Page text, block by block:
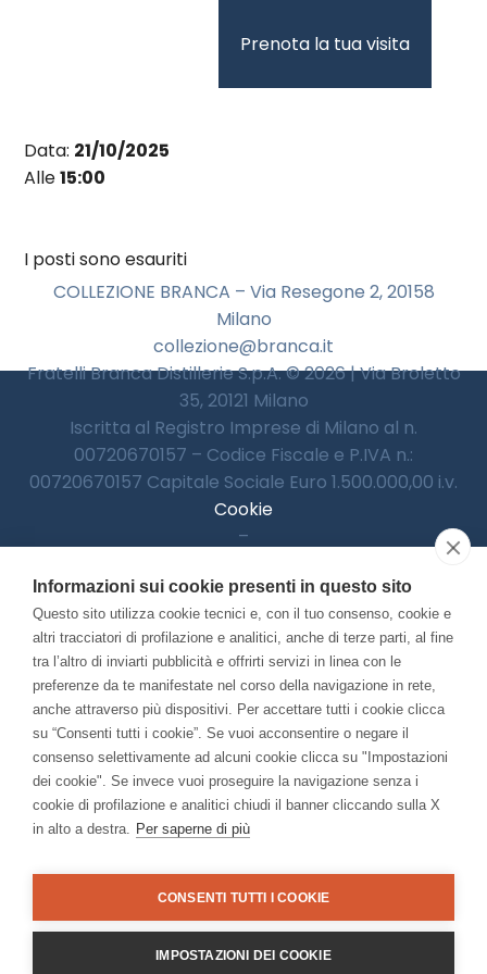
Prenota la tua visita
Data: 21/10/2025
Alle15:00
I posti sono esauriti
COLLEZIONE BRANCA – Via Resegone 2, 20158
Milano
collezione@branca.it
Fratelli Branca Distillerie S.p.A. © 2026 | Via Broletto
35, 20121 Milano
Iscritta al Registro Imprese di Milano al n.
00720670157 – Codice Fiscale e P.IVA n.:
00720670157 Capitale Sociale Euro 1.500.000,00 i.v.
Cookie
–
–
Accessibilitià
Con il contributo di:
Bando “Musei di Impresa 2025”
Informazioni sui cookie presenti in questo sito
Questo sito utilizza cookie tecnici e, con il tuo consenso, cookie e
altri tracciatori di profilazione e analitici, anche di terze parti, al fine
tra l’altro di inviarti pubblicità e offrirti servizi in linea con le
preferenze da te manifestate nel corso della navigazione in rete,
anche attraverso più dispositivi. Per accettare tutti i cookie clicca
su “Consenti tutti i cookie”. Se vuoi acconsentire o negare il
consenso selettivamente ad alcuni cookie clicca su "Impostazioni
dei cookie". Se invece vuoi proseguire la navigazione senza i
cookie di profilazione e analitici chiudi il banner cliccando sulla X
in alto a destra. Per saperne di più
CONSENTI TUTTI I COOKIE
IMPOSTAZIONI DEI COOKIE